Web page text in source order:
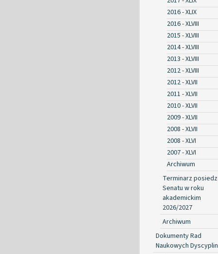
2016 - XLIX
2016 - XLVIII
2015 - XLVIII
2014 - XLVIII
2013 - XLVIII
2012 - XLVIII
2012 - XLVII
2011 - XLVII
2010 - XLVII
2009 - XLVII
2008 - XLVII
2008 - XLVI
2007 - XLVI
Archiwum
Terminarz
Senatu w roku
akademickim
2026/2027
Archiwum
Dokumenty Rad
Naukowych Dyscyplin